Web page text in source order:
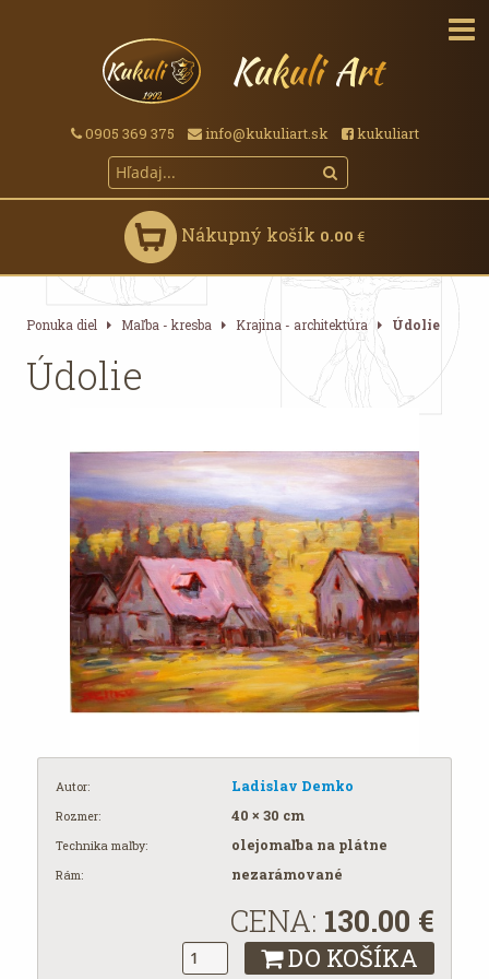
0905 369 375 info@kukuliart.sk kukuliart
Nákupný košík 0.00 €
Ponuka diel Maľba - kresba Krajina - architektúra Údolie
Údolie
Autor: Ladislav Demko
Rozmer: 40 × 30 cm
Technika maľby: olejomaľba na plátne
Rám: nezarámované
CENA: 130.00 €
DO KOŠÍKA